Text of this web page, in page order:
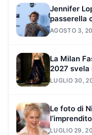
Jennifer
passerella
AGOSTO 3,
La Milan
2027
LUGLIO 30,
Le foto di
LUGLIO 29,